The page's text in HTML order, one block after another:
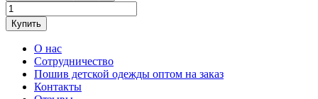
Купить
О нас
Сотрудничество
Пошив детской одежды оптом на заказ
Контакты